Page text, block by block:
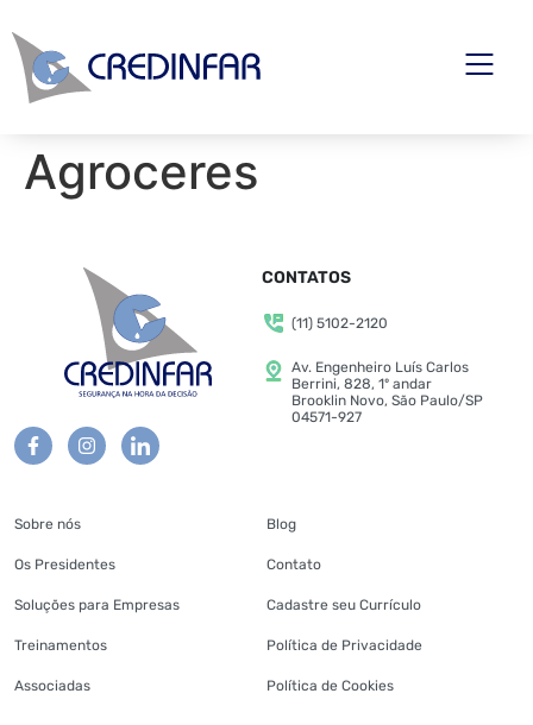
Agroceres
CONTATOS
(11) 5102-2120
Av. Engenheiro Luís Carlos
Berrini, 828, 1º andar
Brooklin Novo, São Paulo/SP
04571-927
Sobre nós
Os Presidentes
Soluções para Empresas
Treinamentos
Associadas
Blog
Contato
Cadastre seu Currículo
Política de Privacidade
Política de Cookies